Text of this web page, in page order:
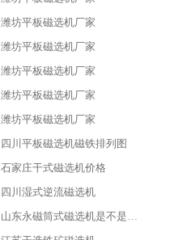
潍坊平板磁选机厂家
潍坊平板磁选机厂家
潍坊平板磁选机厂家
潍坊平板磁选机厂家
潍坊平板磁选机厂家
四川平板磁选机磁铁排列图
石家庄干式磁选机价格
四川湿式逆流磁选机
山东永磁筒式磁选机是不是强磁